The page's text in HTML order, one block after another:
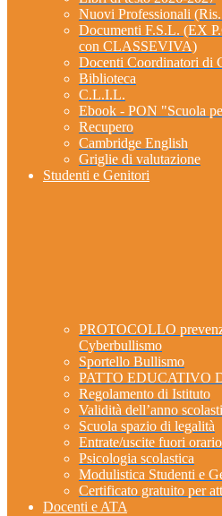
Nuovi Professionali
Documenti F.S.L. (EX
con CLASSEVIVA)
Docenti Coordinatori di
Biblioteca
C.L.I.L.
Ebook - PON "Scuola
Recupero
Cambridge English
Griglie di valutazione
Studenti e Genitori
PROTOCOLLO
Cyberbullismo
Sportello Bullismo
PATTO EDUCATIVO
Regolamento di Istituto
Validità dell’anno
Scuola spazio di legalità
Entrate/uscite fuori orario
Psicologia scolastica
Modulistica Studenti e
Certificato gratuito per
Docenti e ATA